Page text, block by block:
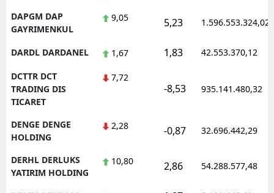
DAPGM DAP
GAYRIMENKUL
9,05 5,23 1.596.553.324,02
DARDL DARDANEL 1,67 1,83 42.553.370,12
DCTTR DCT
TRADING DIS
TICARET
7,72
-8,53 935.141.480,32
DENGE DENGE
HOLDING
2,28 -0,87 32.696.442,29
DERHL DERLUKS
YATIRIM HOLDING
10,80 2,86 54.288.577,48